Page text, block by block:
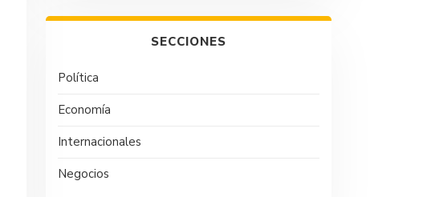
SECCIONES
Política
Economía
Internacionales
Negocios